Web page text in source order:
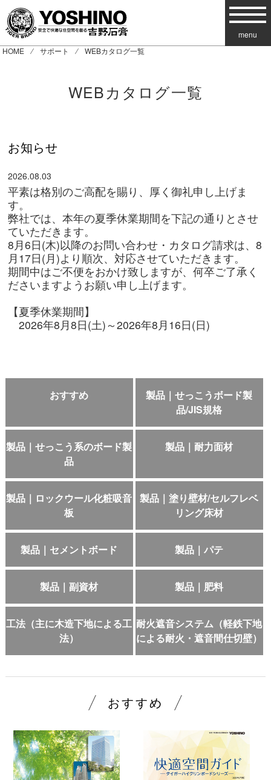
menu
WEBカタログ一覧
お知らせ
2026.08.03
平素は格別のご高配を賜り、厚く御礼申し上げま
す。
弊社では、本年の夏季休業期間を下記の通りとさせ
ていただきます。
8月6日(木)以降のお問い合わせ・カタログ請求は、8
月17日(月)より順次、対応させていただきます。
期間中はご不便をおかけ致しますが、何卒ご了承く
ださいますようお願い申し上げます。
【夏季休業期間】
2026年8月8日(土)～2026年8月16日(日)
HOME ⁄サポート ⁄ WEBカタログ一覧
おすすめ
製品｜せっこうボード製
品/JIS規格
製品｜せっこう系のボード製
品
製品｜耐力面材
製品｜ロックウール化粧吸音
板
製品｜塗り壁材/セルフレベ
リング床材
製品｜セメントボード 製品｜パテ
製品｜副資材 製品｜肥料
工法（主に木造下地による工
法）
耐火遮音システム（軽鉄下地
による耐火・遮音間仕切壁）
おすすめ